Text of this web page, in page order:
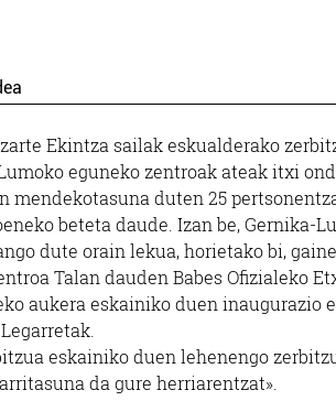
Ekintza sailak eskualderako
eguneko zentroak ateak itxi
mendekotasuna duten 25
beteta daude. Izan be, Gernika-
dute orain lekua, horietako bi,
Talan dauden Babes Ofizialeko
aukera eskainiko duen inaugurazio
eskainiko duen lehenengo
da gure herriarentzat».